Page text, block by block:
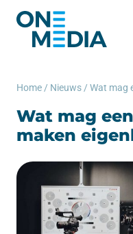
Home / Nieuws /
Wat mag
maken